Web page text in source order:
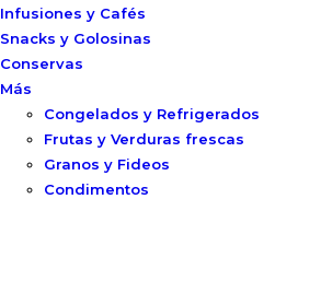
Infusiones y Cafés
Snacks y Golosinas
Conservas
Más
Congelados y Refrigerados
Frutas y Verduras frescas
Granos y Fideos
Condimentos